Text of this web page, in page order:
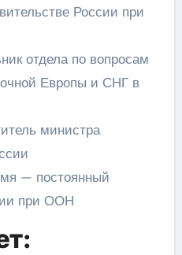
России при
отдела по вопросам
Европы и СНГ в
министра
— постоянный
при ООН